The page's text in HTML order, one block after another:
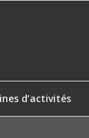
d’activités